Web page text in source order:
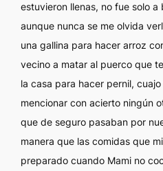
estuvieron llenas, no fue solo a
aunque nunca se me olvida
una gallina para hacer arroz
vecino a matar al puerco que
la casa para hacer pernil,
mencionar con acierto ningún
que de seguro pasaban por
manera que las comidas que
preparado cuando Mami no